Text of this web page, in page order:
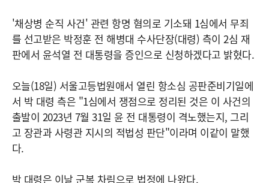
'채상병 순직 사건' 관련 항명 혐의로 기소돼 1심에서 무죄
를 선고받은 박정훈 전 해병대 수사단장(대령) 측이 2심 재
판에서 윤석열 전 대통령을 증인으로 신청하겠다고 밝혔다.
오늘(18일) 서울고등법원애서 열린 항소심 공판준비기일에
서 박 대령 측은 "1심에서 쟁점으로 정리된 것은 이 사건의
출발이 2023년 7월 31일 윤 전 대통령이 격노했는지, 그리
고 장관과 사령관 지시의 적법성 판단"이라며 이같이 말했
다.
박 대령은 이날 군복 차림으로 법정에 나왔다.